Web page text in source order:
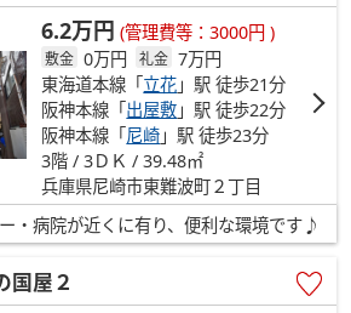
6.2万円 (管理費等：3000円 )
敷金 0万円 礼金 7万円
東海道本線「立花 」駅 徒歩21分
阪神本線「出屋敷 」駅 徒歩22分
阪神本線「尼崎 」駅 徒歩23分
3階 / 3ＤＫ / 39.48㎡
兵庫県尼崎市東難波町２丁目
・病院が近くに有り、便利な環境です♪
国屋２